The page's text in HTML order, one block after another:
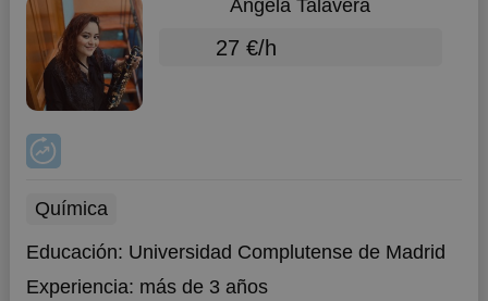
Angela Talavera
27 €/h
Química
Educación: Universidad Complutense de Madrid
Experiencia: más de 3 años